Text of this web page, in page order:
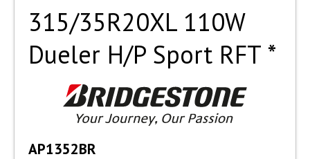
315/35R20XL 110W
Dueler H/P Sport RFT *
AP1352BR